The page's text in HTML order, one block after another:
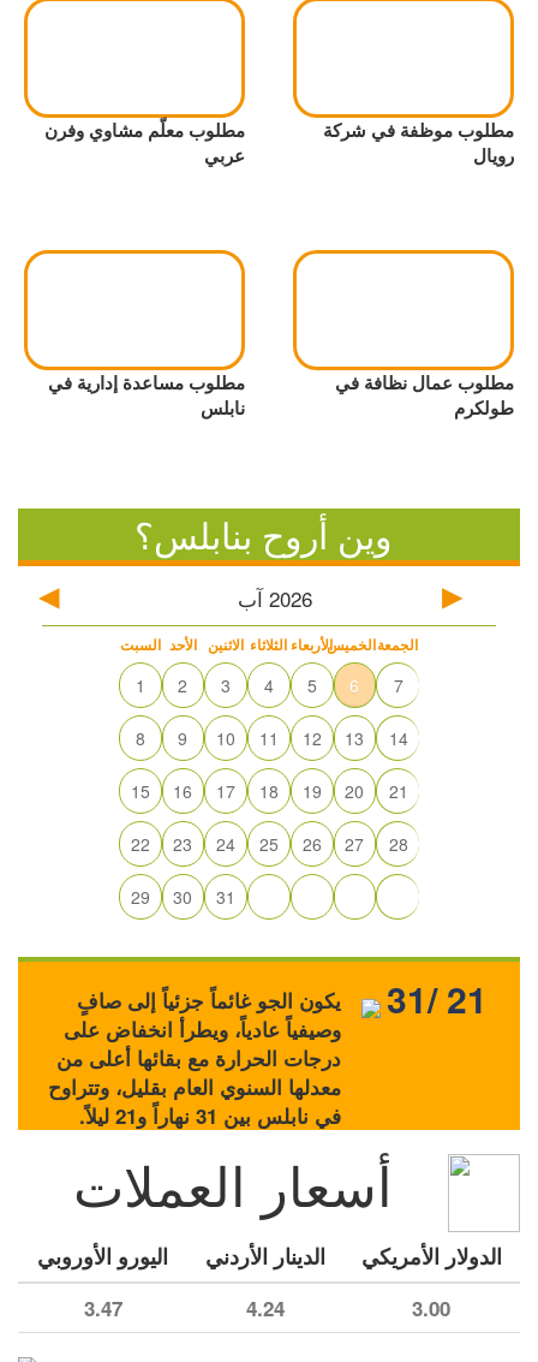
مطلوب موظفة في شركة
رويال
مطلوب معلّم مشاوي وفرن
عربي
مطلوب عمال نظافة في
طولكرم
مطلوب مساعدة إدارية في
نابلس
وين أروح بنابلس؟
2026 آب
السبت الأحد الاثنين الثلاثاء الأربعاءالخميسالجمعة
1 2 3 4 5 6 7
8 9 10 11 12 13 14
15 16 17 18 19 20 21
22 23 24 25 26 27 28
29 30 31
يكون الجو غائماً جزئياً إلى صافٍ
وصيفياً عادياً، ويطرأ انخفاض على
درجات الحرارة مع بقائها أعلى من
معدلها السنوي العام بقليل، وتتراوح
في نابلس بين 31 نهاراً و21 ليلاً.
31/ 21
أسعار العملات
الدولار الأمريكي الدينار الأردني اليورو الأوروبي
3.00
4.24
3.47